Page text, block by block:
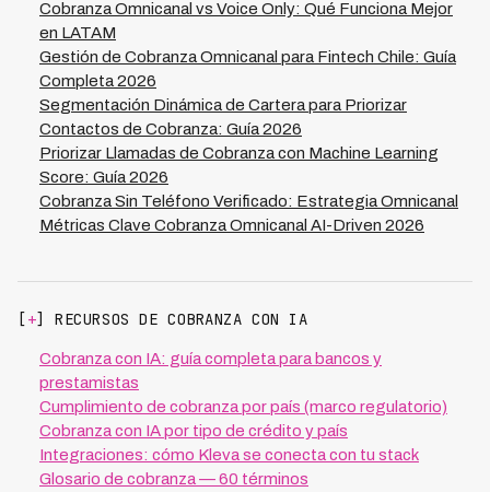
Kleva, mientras que un solo canal puede alcanzar como
máximo el 40-50%. Si tu presupuesto es muy acotado,
comienza con un canal digital automatizado para validar
tasas de respuesta, y reinvierte parte de lo recuperado
para agregar un segundo canal como llamadas o correo,
escalando gradualmente tu estrategia de cobranza.
Cobranza Omnicanal vs Voice Only: Qué Funciona Mejor
en LATAM
Gestión de Cobranza Omnicanal para Fintech Chile: Guía
Completa 2026
Segmentación Dinámica de Cartera para Priorizar
Contactos de Cobranza: Guía 2026
Priorizar Llamadas de Cobranza con Machine Learning
Score: Guía 2026
Cobranza Sin Teléfono Verificado: Estrategia Omnicanal
Métricas Clave Cobranza Omnicanal AI-Driven 2026
[ +] RECURSOS DE COBRANZA CON IA
Cobranza con IA: guía completa para bancos y
prestamistas
Cumplimiento de cobranza por país (marco regulatorio)
Cobranza con IA por tipo de crédito y país
Integraciones: cómo Kleva se conecta con tu stack
Glosario de cobranza — 60 términos